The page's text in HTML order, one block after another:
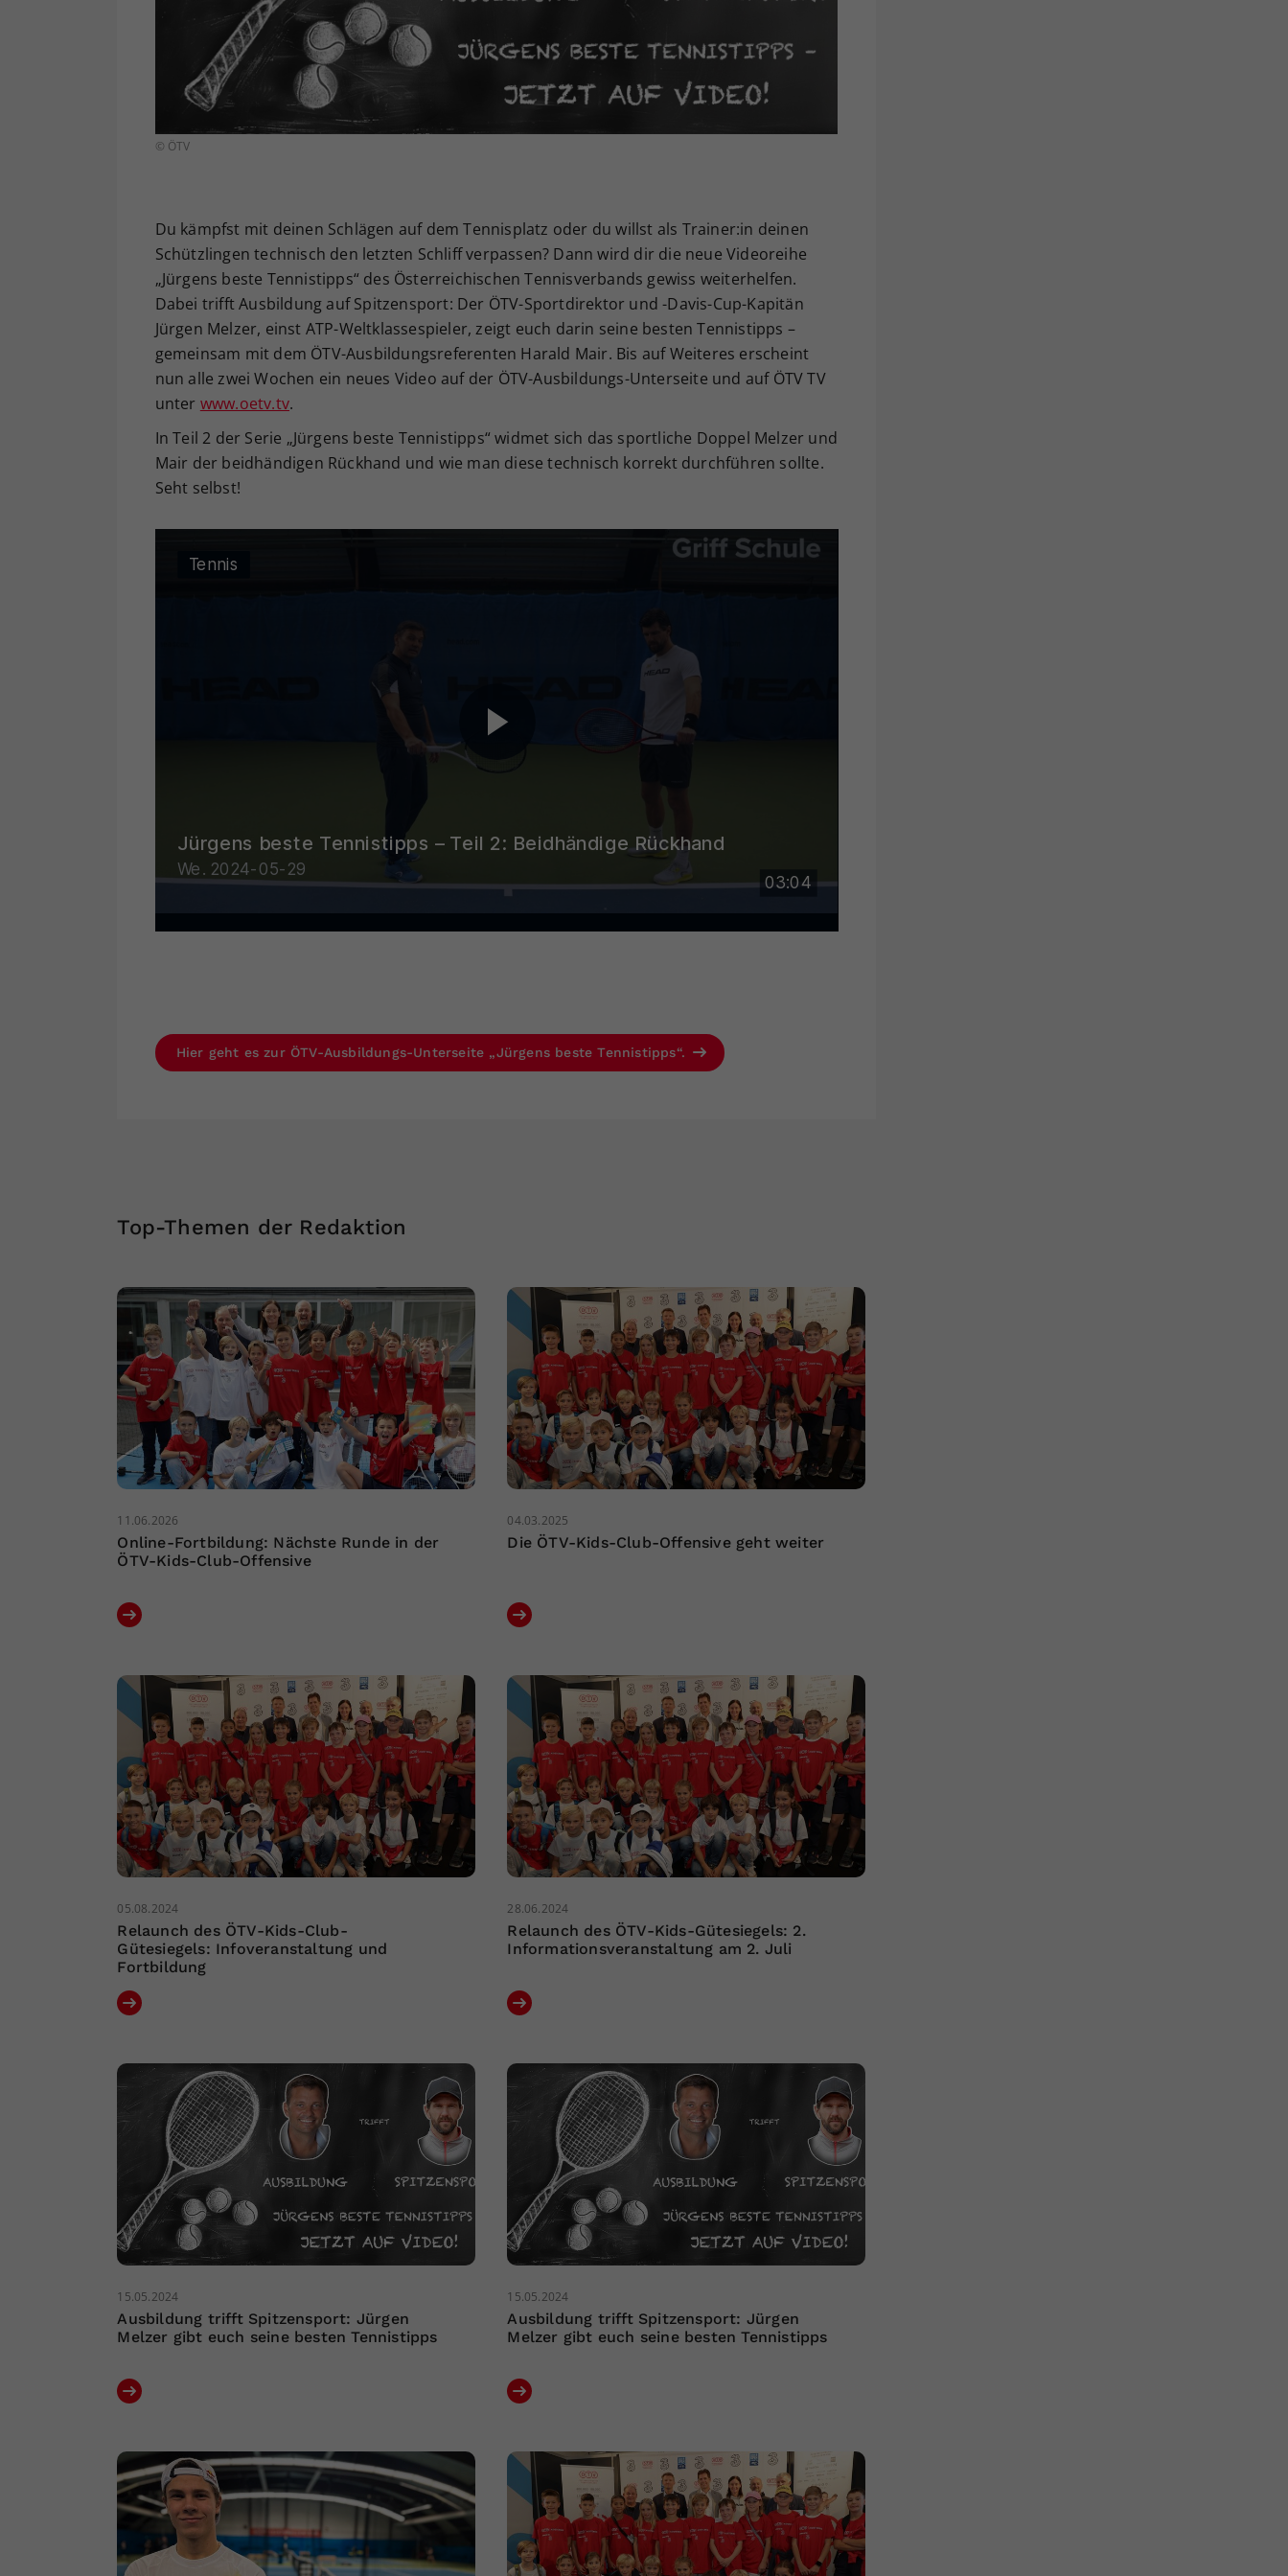
© ÖTV
Du kämpfst mit deinen Schlägen auf dem Tennisplatz oder du willst als Trainer:in deinen
Schützlingen technisch den letzten Schliff verpassen? Dann wird dir die neue Videoreihe
„Jürgens beste Tennistipps“ des Österreichischen Tennisverbands gewiss weiterhelfen.
Dabei trifft Ausbildung auf Spitzensport: Der ÖTV-Sportdirektor und -Davis-Cup-Kapitän
Jürgen Melzer, einst ATP-Weltklassespieler, zeigt euch darin seine besten Tennistipps –
gemeinsam mit dem ÖTV-Ausbildungsreferenten Harald Mair. Bis auf Weiteres erscheint
nun alle zwei Wochen ein neues Video auf der ÖTV-Ausbildungs-Unterseite und auf ÖTV TV
unter www.oetv.tv.
In Teil 2 der Serie „Jürgens beste Tennistipps“ widmet sich das sportliche Doppel Melzer und
Mair der beidhändigen Rückhand und wie man diese technisch korrekt durchführen sollte.
Seht selbst!
Hier geht es zur ÖTV-Ausbildungs-Unterseite „Jürgens beste Tennistipps“.
Top-Themen der Redaktion
11.06.2026
Online-Fortbildung: Nächste Runde in der
ÖTV-Kids-Club-Offensive
04.03.2025
Die ÖTV-Kids-Club-Offensive geht weiter
05.08.2024
Relaunch des ÖTV-Kids-Club-
Gütesiegels: Infoveranstaltung und
Fortbildung
28.06.2024
Relaunch des ÖTV-Kids-Gütesiegels: 2.
Informationsveranstaltung am 2. Juli
15.05.2024
Ausbildung trifft Spitzensport: Jürgen
Melzer gibt euch seine besten Tennistipps
15.05.2024
Ausbildung trifft Spitzensport: Jürgen
Melzer gibt euch seine besten Tennistipps
Webseiten-Betreiber dies eingestellt hat.